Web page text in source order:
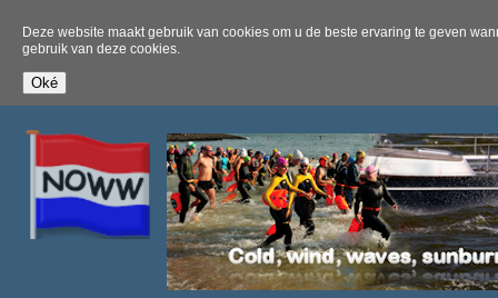
Deze website maakt gebruik van cookies om u de beste ervaring te geven
gebruik van deze cookies.